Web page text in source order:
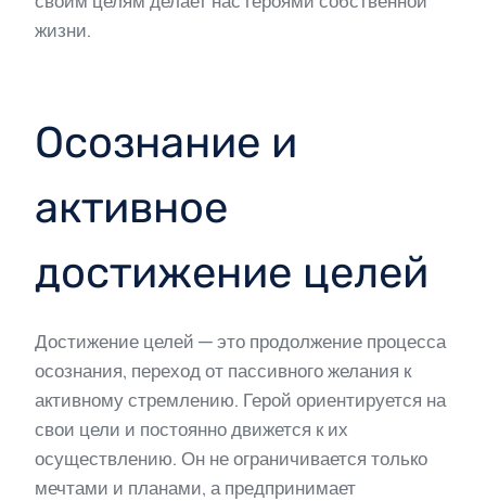
жизни.
Осознание и
активное
достижение целей
Достижение целей — это продолжение процесса
осознания, переход от пассивного желания к
активному стремлению. Герой ориентируется на
свои цели и постоянно движется к их
осуществлению. Он не ограничивается только
мечтами и планами, а предпринимает